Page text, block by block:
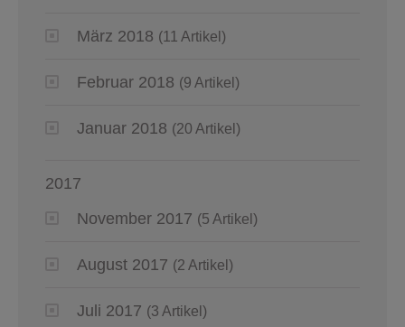
März 2018 (11 Artikel)
Februar 2018 (9 Artikel)
Januar 2018 (20 Artikel)
2017
November 2017 (5 Artikel)
August 2017 (2 Artikel)
Juli 2017 (3 Artikel)